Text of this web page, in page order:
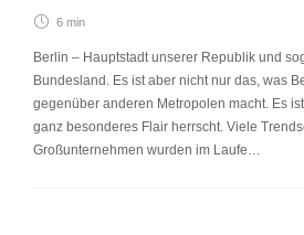
6 min
Berlin – Hauptstadt unserer Republik und
Bundesland. Es ist aber nicht nur das, was
gegenüber anderen Metropolen macht. Es
ganz besonderes Flair herrscht. Viele
Großunternehmen wurden im Laufe…